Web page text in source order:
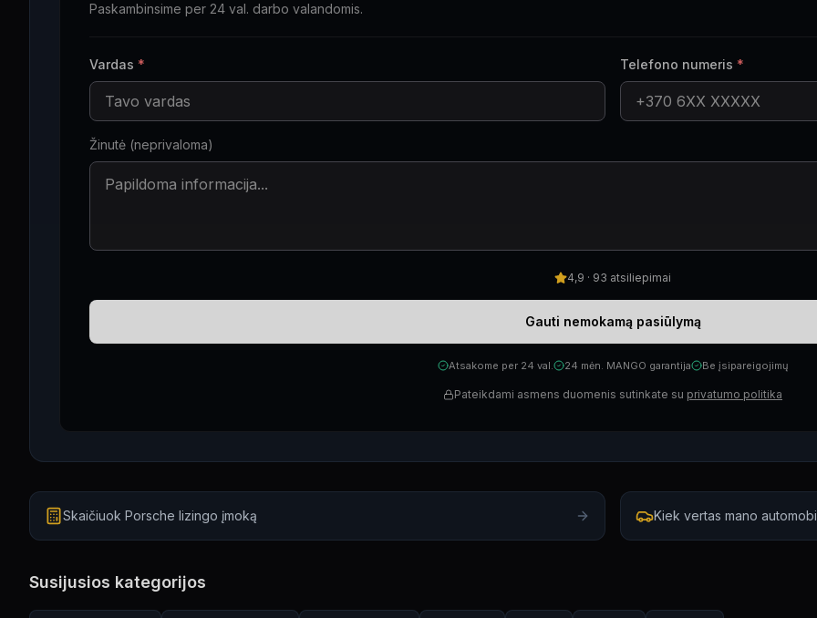
Paskambinsime per 24 val. darbo valandomis.
Vardas * Telefono numeris *
Žinutė (neprivaloma)
4,9 · 93 atsiliepimai
Gauti nemokamą pasiūlymą
Atsakome per 24 val. 24 mėn. MANGO garantija Be įsipareigojimų
Pateikdami asmens duomenis sutinkate su privatumo politika
Skaičiuok Porsche lizingo įmoką Kiek vertas mano
Susijusios kategorijos